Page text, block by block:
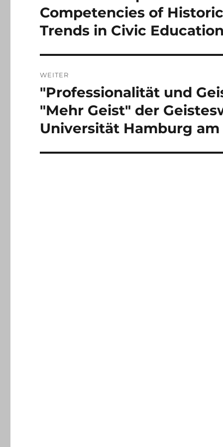
Beitrag:
Competencies of
Trends in Civic
WEITER
Nächster
Beitrag:
"Professionalität und
"Mehr Geist" der
Universität Hamburg am